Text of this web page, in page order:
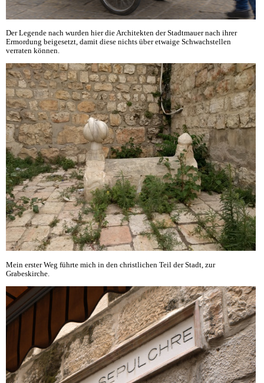
Der Legende nach wurden hier die Architekten der Stadtmauer nach ihrer
Ermordung beigesetzt, damit diese nichts über etwaige Schwachstellen
verraten können.
Mein erster Weg führte mich in den christlichen Teil der Stadt, zur
Grabeskirche.